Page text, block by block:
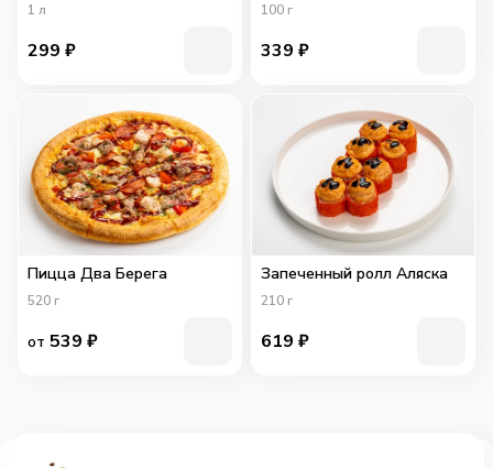
1 л
299 ₽
100 г
339 ₽
Пицца Два Берега
520 г
от 539 ₽
Запеченный ролл Аляска
210 г
619 ₽